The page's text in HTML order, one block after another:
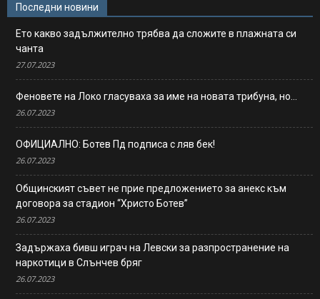
Последни новини
Ето какво задължително трябва да сложите в плажната си
чанта
27.07.2023
Феновете на Локо гласуваха за име на новата трибуна, но…
26.07.2023
ОФИЦИАЛНО: Ботев Пд подписа с ляв бек!
26.07.2023
Общинският съвет не прие предложението за анекс към
договора за стадион “Христо Ботев”
26.07.2023
Задържаха бивш играч на Левски за разпространение на
наркотици в Слънчев бряг
26.07.2023